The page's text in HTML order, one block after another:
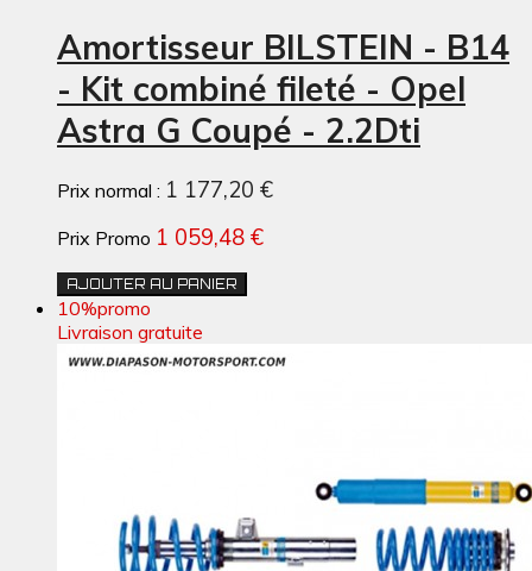
Amortisseur BILSTEIN - B14
- Kit combiné fileté - Opel
Astra G Coupé - 2.2Dti
Prix normal : 1 177,20 €
Prix Promo 1 059,48 €
AJOUTER AU PANIER
10%promo
Livraison gratuite